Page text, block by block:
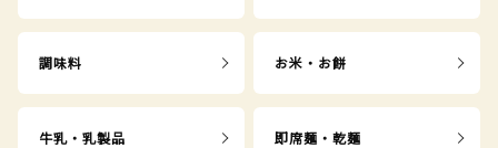
調味料 お米・お餅
牛乳・乳製品 即席麺・乾麺